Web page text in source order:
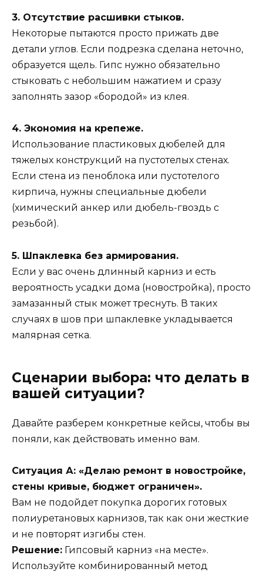
3. Отсутствие расшивки стыков.
Некоторые пытаются просто прижать две
детали углов. Если подрезка сделана неточно,
образуется щель. Гипс нужно обязательно
стыковать с небольшим нажатием и сразу
заполнять зазор «бородой» из клея.
4. Экономия на крепеже.
Использование пластиковых дюбелей для
тяжелых конструкций на пустотелых стенах.
Если стена из пеноблока или пустотелого
кирпича, нужны специальные дюбели
(химический анкер или дюбель-гвоздь с
резьбой).
5. Шпаклевка без армирования.
Если у вас очень длинный карниз и есть
вероятность усадки дома (новостройка), просто
замазанный стык может треснуть. В таких
случаях в шов при шпаклевке укладывается
малярная сетка.
Сценарии выбора: что делать в
вашей ситуации?
Давайте разберем конкретные кейсы, чтобы вы
поняли, как действовать именно вам.
Ситуация А: «Делаю ремонт в новостройке,
стены кривые, бюджет ограничен».
Вам не подойдет покупка дорогих готовых
полиуретановых карнизов, так как они жесткие
и не повторят изгибы стен.
Решение: Гипсовый карниз «на месте».
Используйте комбинированный метод